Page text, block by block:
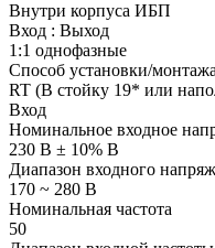
Внутри корпуса ИБП
Вход : Выход
1:1 однофазные
Способ установки/монтажа
RT (В стойку 19* или
Вход
Номинальное входное
230 В ± 10% В
Диапазон входного
170 ~ 280 В
Номинальная частота
50